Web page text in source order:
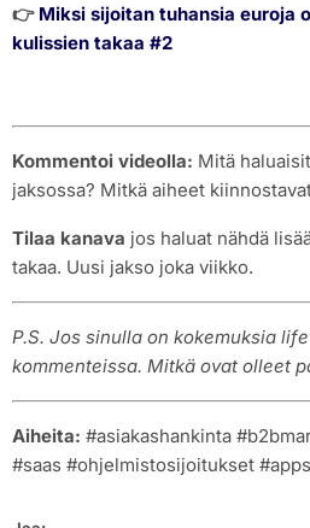
👉 Miksi sijoitan tuhansia euroja
kulissien takaa #2
Kommentoi videolla: Mitä
jaksossa? Mitkä aiheet
Tilaa kanava jos haluat nähdä
takaa. Uusi jakso joka viikko.
P.S. Jos sinulla on kokemuksia
kommenteissa. Mitkä ovat olleet
Aiheita: #asiakashankinta
#saas #ohjelmistosijoitukset